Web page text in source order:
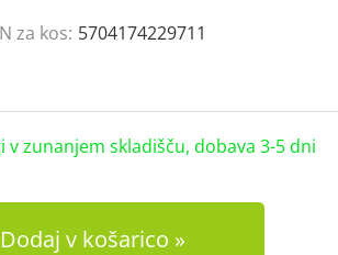
za kos: 5704174229711
v zunanjem skladišču, dobava 3-5 dni
Dodaj v košarico